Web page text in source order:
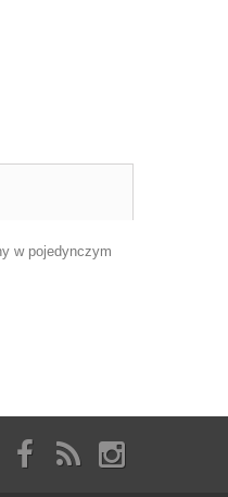
w pojedynczym